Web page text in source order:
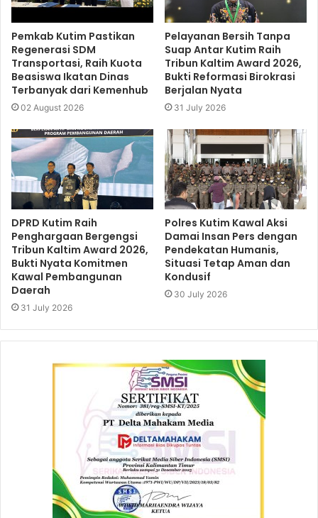
Pemkab Kutim Pastikan
Regenerasi SDM
Transportasi, Raih Kuota
Beasiswa Ikatan Dinas
Terbanyak dari Kemenhub
02 August 2026
Pelayanan Bersih Tanpa
Suap Antar Kutim Raih
Tribun Kaltim Award 2026,
Bukti Reformasi Birokrasi
Berjalan Nyata
31 July 2026
DPRD Kutim Raih
Penghargaan Bergengsi
Tribun Kaltim Award 2026,
Bukti Nyata Komitmen
Kawal Pembangunan
Daerah
31 July 2026
Polres Kutim Kawal Aksi
Damai Insan Pers dengan
Pendekatan Humanis,
Situasi Tetap Aman dan
Kondusif
30 July 2026